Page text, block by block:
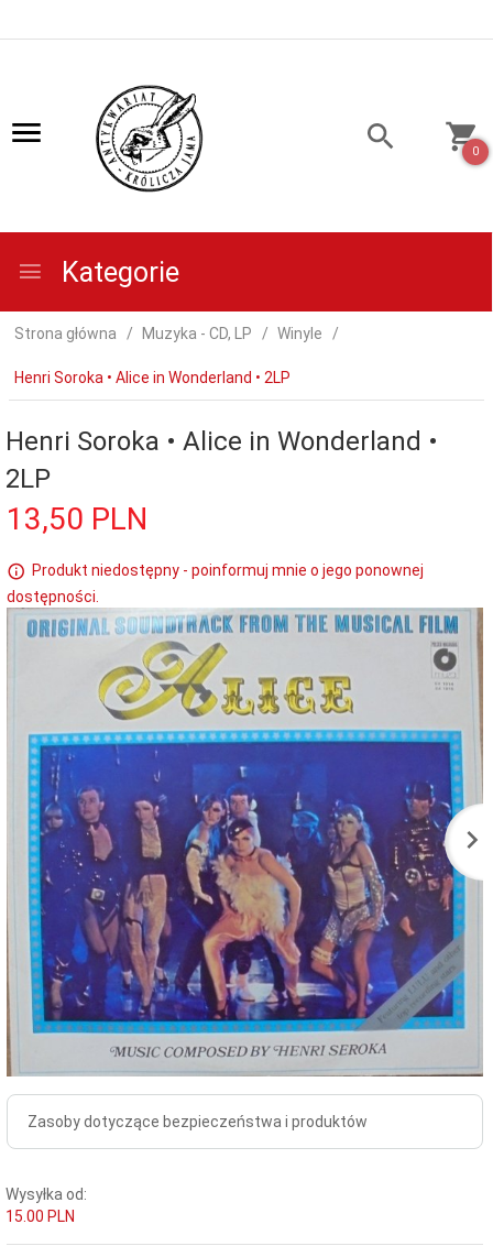
0
Kategorie
Strona główna Muzyka - CD, LP Winyle
Henri Soroka • Alice in Wonderland • 2LP
Henri Soroka • Alice in Wonderland •
2LP
13,50 PLN
Produkt niedostępny - poinformuj mnie o jego ponownej
dostępności.
Zasoby dotyczące bezpieczeństwa i produktów
Wysyłka od:
15.00 PLN